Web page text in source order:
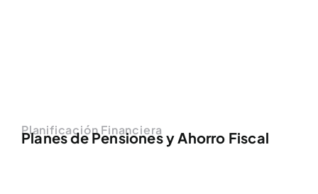
Planificación Financiera
Planes de Pensiones y Ahorro Fiscal